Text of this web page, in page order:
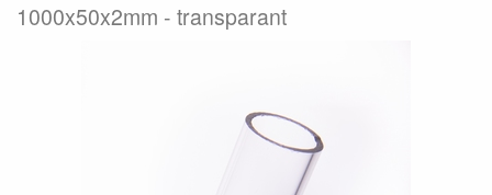
1000x50x2mm transparant